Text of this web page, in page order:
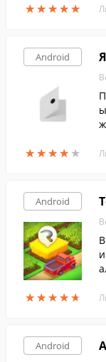
★★★★★
★★★★★
Android
★★★★ ★
★★★★ ★
Android
★★★★★
★★★★★
Android